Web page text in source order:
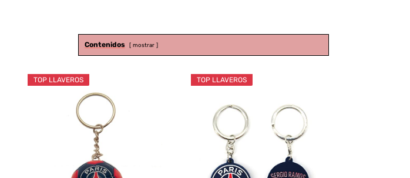
Contenidos mostrar
TOP LLAVEROS TOP LLAVEROS